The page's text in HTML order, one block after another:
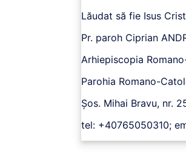
Lăudat să fie Isus
Pr. paroh Ciprian
Arhiepiscopia
Parohia Romano-
Șos. Mihai Bravu, nr.
tel: +40765050310;